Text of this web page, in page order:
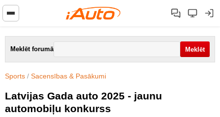
Meklēt forumā
Sports / Sacensības & Pasākumi
Latvijas Gada auto 2025 - jaunu
automobiļu konkurss